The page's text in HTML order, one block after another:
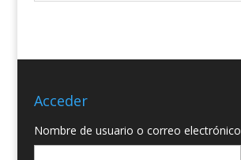
Acceder
Nombre de usuario o correo electrónico